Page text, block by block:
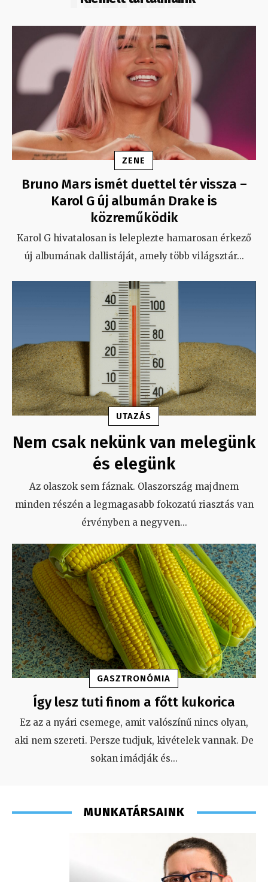
ZENE
Bruno Mars ismét duettel tér vissza –
Karol G új albumán Drake is
közreműködik
Karol G hivatalosan is leleplezte hamarosan érkező
új albumának dallistáját, amely több világsztár...
UTAZÁS
Nem csak nekünk van melegünk
és elegünk
Az olaszok sem fáznak. Olaszország majdnem
minden részén a legmagasabb fokozatú riasztás van
érvényben a negyven...
GASZTRONÓMIA
Így lesz tuti finom a főtt kukorica
Ez az a nyári csemege, amit valószínű nincs olyan,
aki nem szereti. Persze tudjuk, kivételek vannak. De
sokan imádják és...
MUNKATÁRSAINK